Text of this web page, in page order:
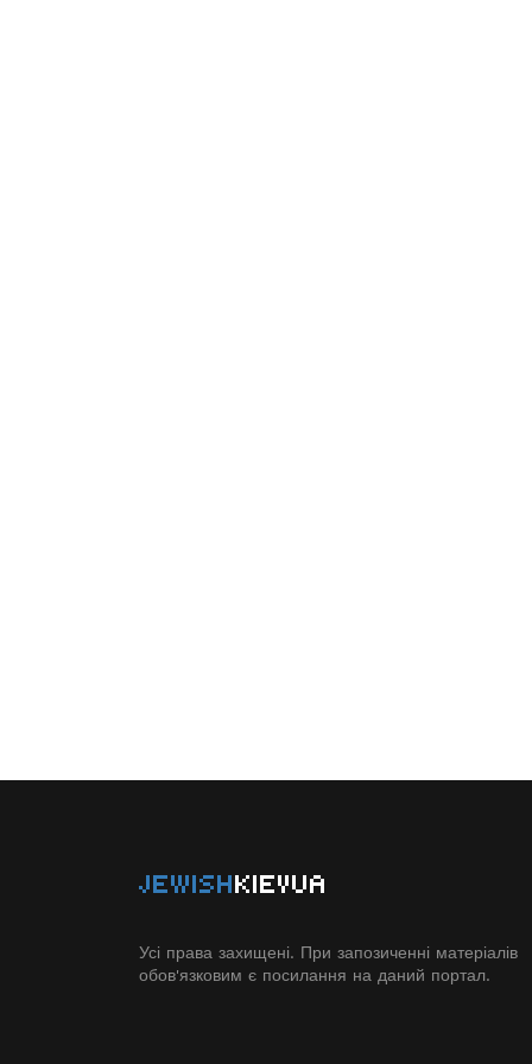
JEWISHKIEVUA
Усі права захищені. При запозиченні матеріалів
обов'язковим є посилання на даний портал.